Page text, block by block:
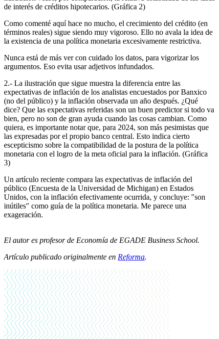
de interés de créditos hipotecarios. (Gráfica 2)
Como comenté aquí hace no mucho, el crecimiento del crédito (en
términos reales) sigue siendo muy vigoroso. Ello no avala la idea de
la existencia de una política monetaria excesivamente restrictiva.
Nunca está de más ver con cuidado los datos, para vigorizar los
argumentos. Eso evita usar adjetivos infundados.
2.- La ilustración que sigue muestra la diferencia entre las
expectativas de inflación de los analistas encuestados por Banxico
(no del público) y la inflación observada un año después. ¿Qué
dice? Que las expectativas referidas son un buen predictor si todo va
bien, pero no son de gran ayuda cuando las cosas cambian. Como
quiera, es importante notar que, para 2024, son más pesimistas que
las expresadas por el propio banco central. Esto indica cierto
escepticismo sobre la compatibilidad de la postura de la política
monetaria con el logro de la meta oficial para la inflación. (Gráfica
3)
Un artículo reciente compara las expectativas de inflación del
público (Encuesta de la Universidad de Michigan) en Estados
Unidos, con la inflación efectivamente ocurrida, y concluye: "son
inútiles" como guía de la política monetaria. Me parece una
exageración.
El autor es profesor de Economía de EGADE Business School.
Artículo publicado originalmente en Reforma.